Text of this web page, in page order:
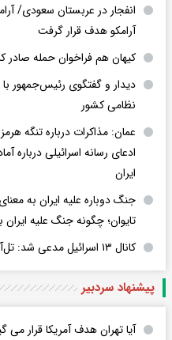
انفجار در عربستان سعودی/
آرامکو هدف قرار گرفت
کیهان هم فراخوان حمله صادر
دیدار و گفتگوی رئیس‌جمهور با
نظامی کشور
عمان: مذاکرات درباره تنگه
ادعای رسانه اسرائیلی درباره
ایران
جنگ دوباره علیه ایران به
تایوان؛ چگونه جنگ علیه
کانال ۱۳ اسرائیل مدعی شد: تل‌آویو در تدارک حمله یک‌جانبه به ایران
پیشنهاد سردبیر
آیا تهران هدف آمریکا قرار می